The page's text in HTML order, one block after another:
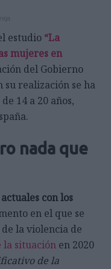
estudio “La
mujeres en
del Gobierno
su realización se ha
14 a 20 años,
nada que
con los
en el que se
de la violencia de
la situación en 2020
de la